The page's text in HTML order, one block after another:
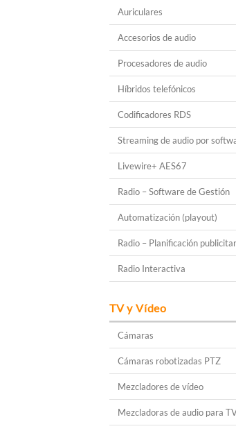
Auriculares
Accesorios de audio
Procesadores de audio
Híbridos telefónicos
Codificadores RDS
Streaming de audio por
Livewire+ AES67
Radio – Software de Gestión
Automatización (playout)
Radio – Planificación
Radio Interactiva
TV y Vídeo
Cámaras
Cámaras robotizadas PTZ
Mezcladores de vídeo
Mezcladoras de audio para